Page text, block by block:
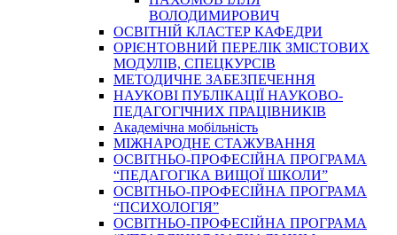
ВОЛОДИМИРОВИЧ
ОСВІТНІЙ КЛАСТЕР КАФЕДРИ
ОРІЄНТОВНИЙ ПЕРЕЛІК ЗМІСТОВИХ
МОДУЛІВ, СПЕЦКУРСІВ
МЕТОДИЧНЕ ЗАБЕЗПЕЧЕННЯ
НАУКОВІ ПУБЛІКАЦІЇ НАУКОВО-
ПЕДАГОГІЧНИХ ПРАЦІВНИКІВ
Академічна мобільність
МІЖНАРОДНЕ СТАЖУВАННЯ
ОСВІТНЬО-ПРОФЕСІЙНА ПРОГРАМА
“ПЕДАГОГІКА ВИЩОЇ ШКОЛИ”
ОСВІТНЬО-ПРОФЕСІЙНА ПРОГРАМА
“ПСИХОЛОГІЯ”
ОСВІТНЬО-ПРОФЕСІЙНА ПРОГРАМА